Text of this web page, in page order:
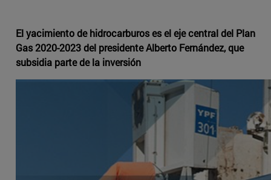
El yacimiento de hidrocarburos es el eje central del Plan
Gas 2020-2023 del presidente Alberto Fernández, que
subsidia parte de la inversión